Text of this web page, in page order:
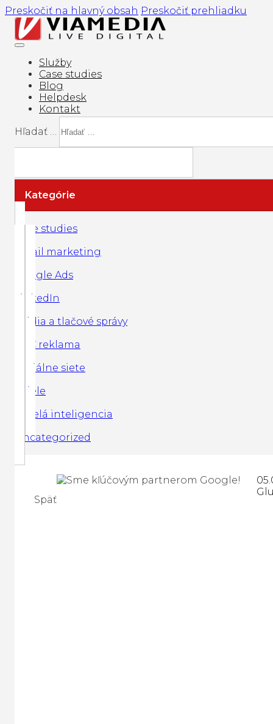
Preskočiť na hlavný obsah Preskočiť prehliadku
Služby
Case studies
Blog
Helpdesk
Kontakt
Hľadať …
Kategórie
Case studies
Email marketing
Google Ads
LinkedIn
Média a tlačové správy
PPC reklama
Sociálne siete
Spiele
Umelá inteligencia
Uncategorized
Späť